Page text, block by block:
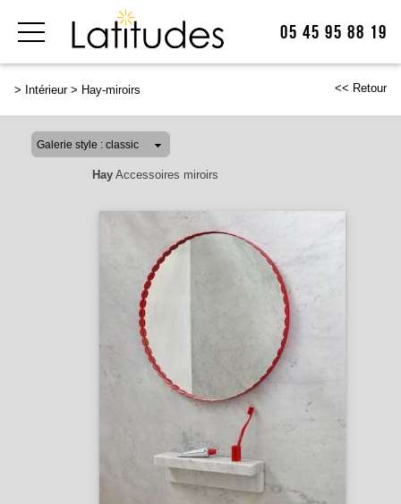
05 45 95 88 19
> Intérieur> Hay-miroirs << Retour
HayAccessoires miroirs